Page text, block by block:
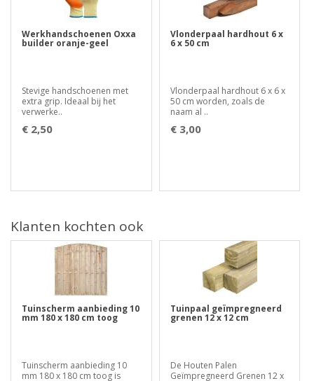
Werkhandschoenen Oxxa
builder oranje-geel
Stevige handschoenen met
extra grip. Ideaal bij het
verwerke..
€ 2,50
Vlonderpaal hardhout 6 x
6 x 50 cm
Vlonderpaal hardhout 6 x 6 x
50 cm worden, zoals de
naam al ..
€ 3,00
Klanten kochten ook
Tuinscherm aanbieding 10
mm 180 x 180 cm toog
Tuinscherm aanbieding 10
mm 180 x 180 cm toog is
Tuinpaal geïmpregneerd
grenen 12 x 12 cm
De Houten Palen
Geïmpregneerd Grenen 12 x